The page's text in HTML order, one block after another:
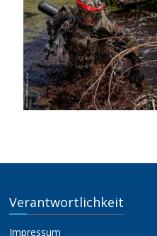
Verantwortlichkeit
Impressum